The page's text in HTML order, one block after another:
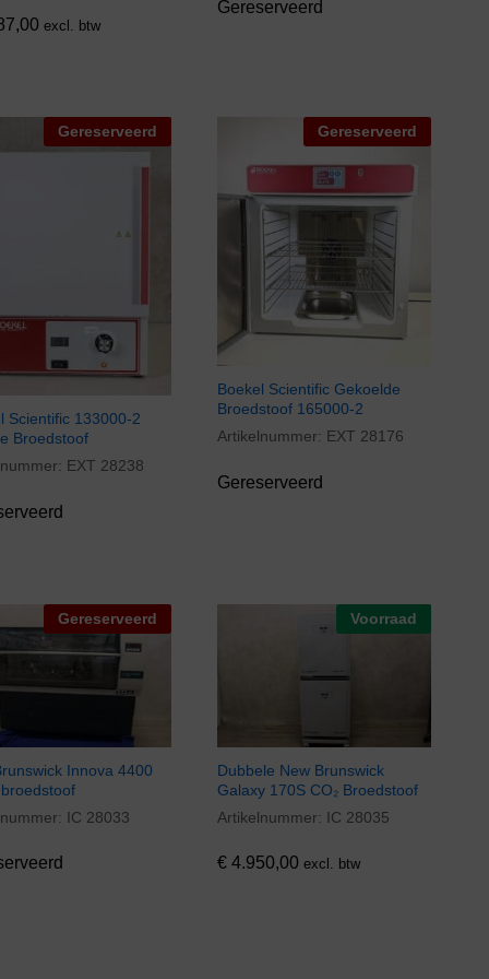
excl. btw
Gereserveerd
Gereserveerd
Scientific 133000-2
Broedstoof
EXT 28238
Gereserveerd
Boekel Scientific Gekoelde
Broedstoof 165000-2
Artikelnummer: EXT 28176
Gereserveerd
Gereserveerd
Innova 4400
IC 28033
Voorraad
Dubbele New Brunswick
Galaxy 170S CO₂ Broedstoof
Artikelnummer: IC 28035
€4.950,00 excl. btw
€4.950,00